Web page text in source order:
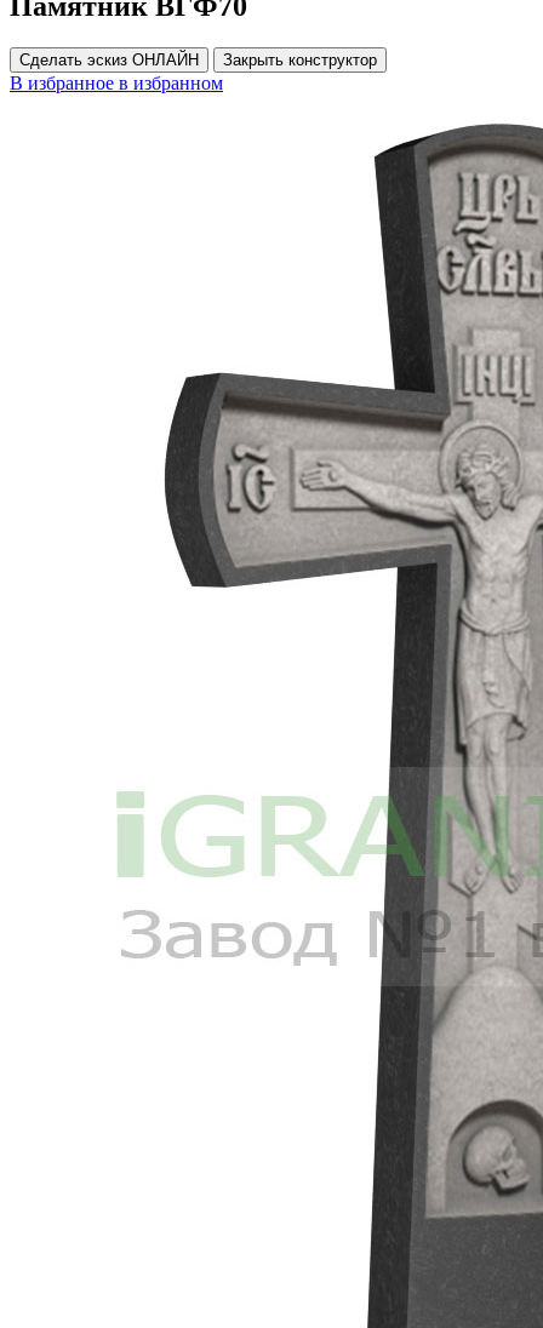
Памятник ВГФ70
Сделать эскиз ОНЛАЙН Закрыть конструктор
В избранное в избранном